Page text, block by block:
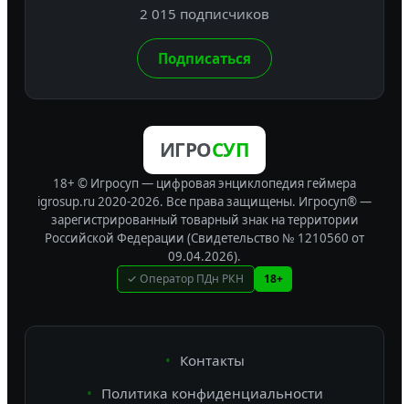
2 015 подписчиков
Подписаться
ИГРОСУП
18+ © Игросуп — цифровая энциклопедия геймера
igrosup.ru 2020-2026. Все права защищены. Игросуп® —
зарегистрированный товарный знак на территории
Российской Федерации (Свидетельство № 1210560 от
09.04.2026).
✓ Оператор ПДн РКН 18+
Контакты
Политика конфиденциальности